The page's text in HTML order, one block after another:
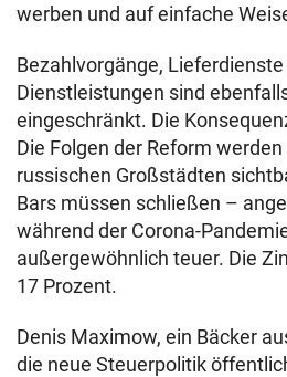
werben und auf einfache
Bezahlvorgänge,
Dienstleistungen sind
eingeschränkt. Die
Die Folgen der Reform
russischen Großstädten
Bars müssen schließen –
während der Corona-
außergewöhnlich teuer. Die
17 Prozent.
Denis Maximow, ein Bäcker
die neue Steuerpolitik